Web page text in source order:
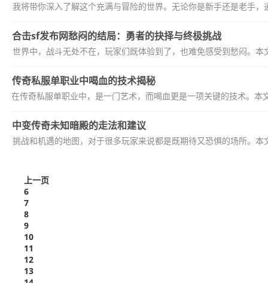
天我将带你深入了解这个充满与冒险的世界。无论你是新手还是老手
合击sf发布网愁闷的结局：勇者的抉择与终极挑战
的世界中，战斗无处不在，玩家们既体验到了，也难免感受到愁闷。
传奇私服单职业中喝血的技术揭秘
在传奇私服单职业中，是一门艺术，而喝血更是一项关键的技术。
中变传奇未知暗殿的走法和建议
挑战和机遇的地图，对于很多玩家来说都是既期待又恐惧的场所。
上一页
6
7
8
9
10
11
12
13